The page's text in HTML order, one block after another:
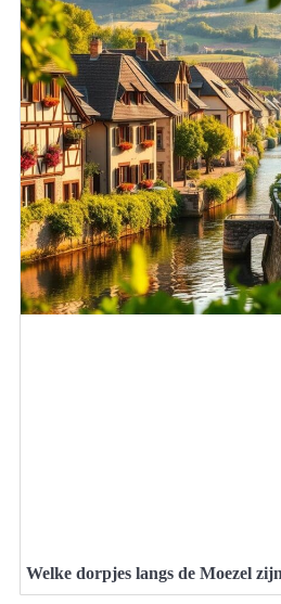
Welke dorpjes langs de Moezel